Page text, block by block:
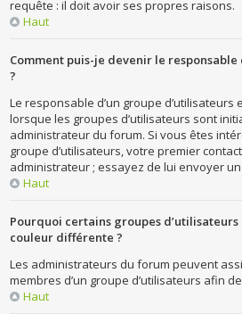
requête : il doit avoir ses propres raisons.
Haut
Comment puis-je devenir le responsable
?
Le responsable d’un groupe
lorsque les groupes d’utilisateurs sont
administrateur du forum. Si vous êtes
groupe d’utilisateurs, votre premier
administrateur ; essayez de lui envoyer
Haut
Pourquoi certains groupes
couleur différente ?
Les administrateurs du forum peuvent
membres d’un groupe d’utilisateurs afin
Haut